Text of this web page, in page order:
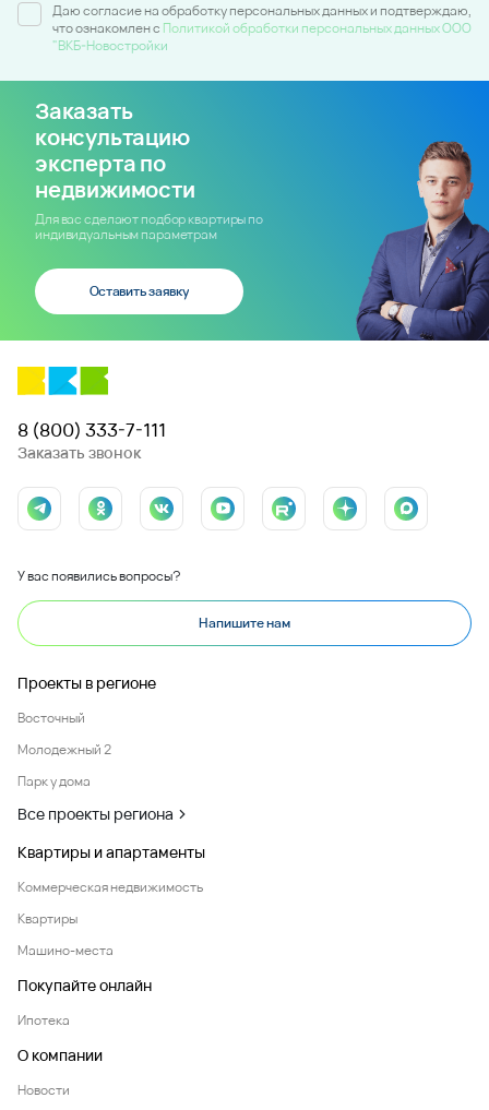
Даю согласие на обработку персональных данных и подтверждаю,
что ознакомлен c Политикой обработки персональных данных ООО
"ВКБ-Новостройки
Заказать
консультацию
эксперта по
недвижимости
Для вас сделают подбор квартиры по
индивидуальным параметрам
Оставить заявку
8 (800) 333-7-111
Заказать звонок
У вас появились вопросы?
Напишите нам
Проекты в регионе
Восточный
Молодежный 2
Парк у дома
Все проекты региона
Квартиры и апартаменты
Коммерческая недвижимость
Квартиры
Машино-места
Покупайте онлайн
Ипотека
О компании
Новости